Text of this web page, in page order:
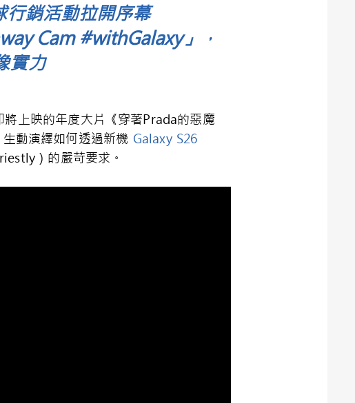
銷活動拉開序幕
Cam #withGalaxy」，
實力
上映的年度大片《穿著Prada的惡魔
動演繹如何透過新機 Galaxy S26
）的嚴苛要求。